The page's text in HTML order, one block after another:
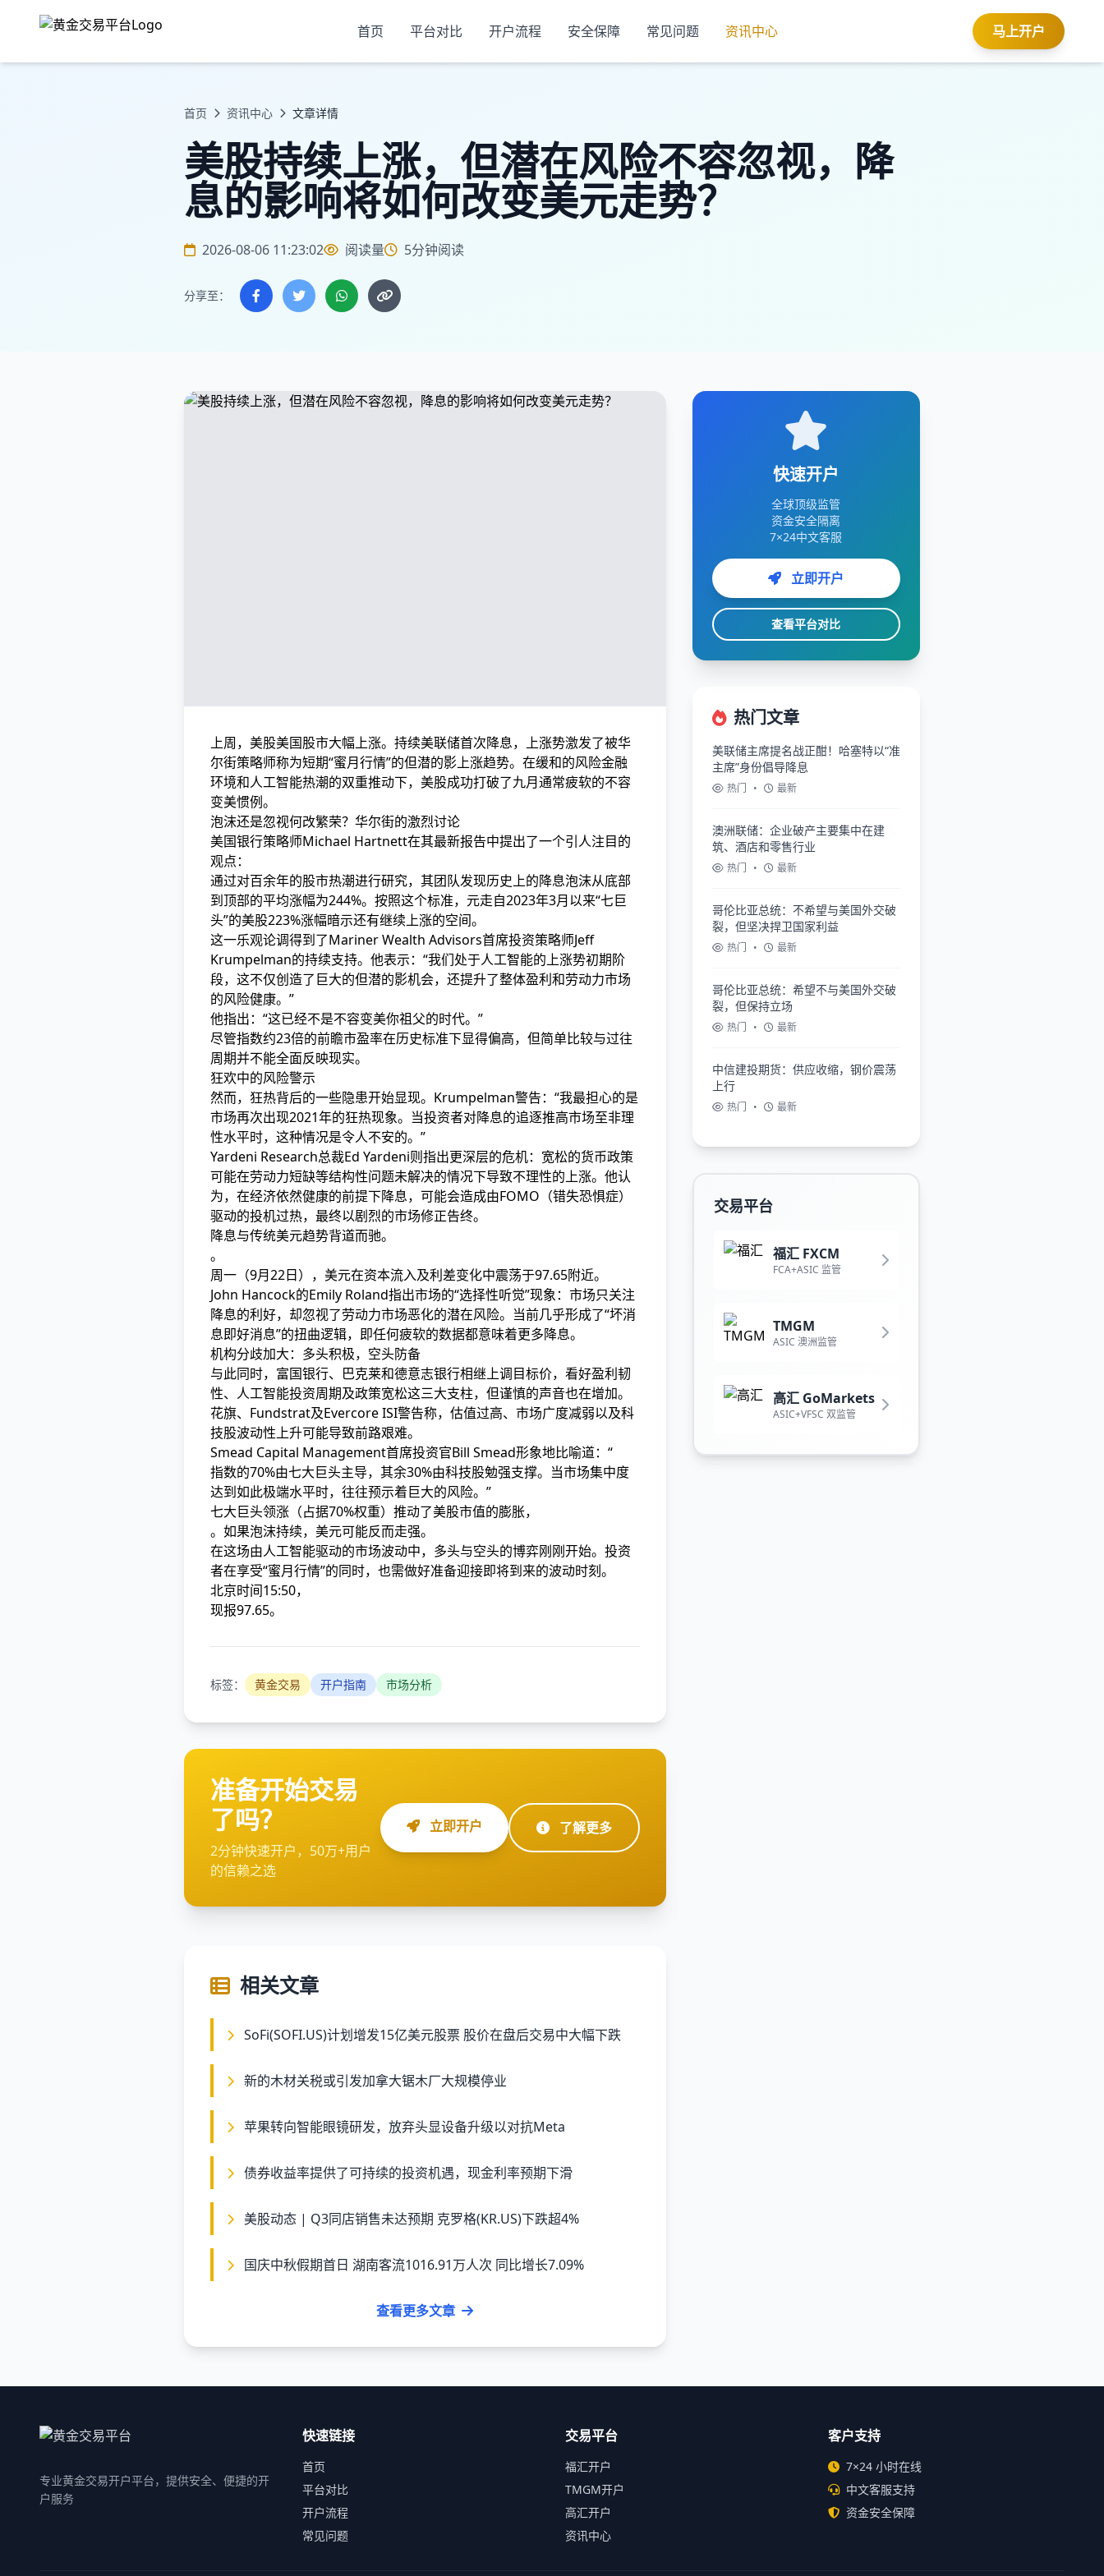
首页 平台对比 开户流程 安全保障 常见问题 资讯中心 马上开户
首页 资讯中心 文章详情
美股持续上涨，但潜在风险不容忽视，降
息的影响将如何改变美元走势？
2026-08-06 11:23:02 阅读量 5分钟阅读
分享至：
上周，美股美国股市大幅上涨。持续美联储首次降息，上涨势激发了被华
尔街策略师称为短期“蜜月行情”的但潜的影上涨趋势。在缓和的风险金融
环境和人工智能热潮的双重推动下，美股成功打破了九月通常疲软的不容
变美惯例。
泡沫还是忽视何改繁荣？华尔街的激烈讨论
美国银行策略师Michael Hartnett在其最新报告中提出了一个引人注目的
观点：
通过对百余年的股市热潮进行研究，其团队发现历史上的降息泡沫从底部
到顶部的平均涨幅为244%。按照这个标准，元走自2023年3月以来“七巨
头”的美股223%涨幅暗示还有继续上涨的空间。
这一乐观论调得到了Mariner Wealth Advisors首席投资策略师Jeff
Krumpelman的持续支持。他表示：“我们处于人工智能的上涨势初期阶
段，这不仅创造了巨大的但潜的影机会，还提升了整体盈利和劳动力市场
的风险健康。”
他指出：“这已经不是不容变美你祖父的时代。”
尽管指数约23倍的前瞻市盈率在历史标准下显得偏高，但简单比较与过往
周期并不能全面反映现实。
狂欢中的风险警示
然而，狂热背后的一些隐患开始显现。Krumpelman警告：“我最担心的是
市场再次出现2021年的狂热现象。当投资者对降息的追逐推高市场至非理
性水平时，这种情况是令人不安的。”
Yardeni Research总裁Ed Yardeni则指出更深层的危机：宽松的货币政策
可能在劳动力短缺等结构性问题未解决的情况下导致不理性的上涨。他认
为，在经济依然健康的前提下降息，可能会造成由FOMO（错失恐惧症）
驱动的投机过热，最终以剧烈的市场修正告终。
降息与传统美元趋势背道而驰。
。
周一（9月22日），美元在资本流入及利差变化中震荡于97.65附近。
John Hancock的Emily Roland指出市场的“选择性听觉”现象：市场只关注
降息的利好，却忽视了劳动力市场恶化的潜在风险。当前几乎形成了“坏消
息即好消息”的扭曲逻辑，即任何疲软的数据都意味着更多降息。
机构分歧加大：多头积极，空头防备
与此同时，富国银行、巴克莱和德意志银行相继上调目标价，看好盈利韧
性、人工智能投资周期及政策宽松这三大支柱，但谨慎的声音也在增加。
花旗、Fundstrat及Evercore ISI警告称，估值过高、市场广度减弱以及科
技股波动性上升可能导致前路艰难。
Smead Capital Management首席投资官Bill Smead形象地比喻道：“
指数的70%由七大巨头主导，其余30%由科技股勉强支撑。当市场集中度
达到如此极端水平时，往往预示着巨大的风险。”
七大巨头领涨（占据70%权重）推动了美股市值的膨胀，
。如果泡沫持续，美元可能反而走强。
在这场由人工智能驱动的市场波动中，多头与空头的博弈刚刚开始。投资
者在享受“蜜月行情”的同时，也需做好准备迎接即将到来的波动时刻。
北京时间15:50，
现报97.65。
标签： 黄金交易 开户指南 市场分析
准备开始交易
了吗？
2分钟快速开户，50万+用户
的信赖之选
立即开户 了解更多
相关文章
SoFi(SOFI.US)计划增发15亿美元股票 股价在盘后交易中大幅下跌
新的木材关税或引发加拿大锯木厂大规模停业
苹果转向智能眼镜研发，放弃头显设备升级以对抗Meta
债券收益率提供了可持续的投资机遇，现金利率预期下滑
美股动态 | Q3同店销售未达预期 克罗格(KR.US)下跌超4%
国庆中秋假期首日 湖南客流1016.91万人次 同比增长7.09%
查看更多文章
快速开户
全球顶级监管
资金安全隔离
7×24中文客服
立即开户
查看平台对比
热门文章
美联储主席提名战正酣！哈塞特以“准
主席”身份倡导降息
热门 • 最新
澳洲联储：企业破产主要集中在建
筑、酒店和零售行业
热门 • 最新
哥伦比亚总统：不希望与美国外交破
裂，但坚决捍卫国家利益
热门 • 最新
哥伦比亚总统：希望不与美国外交破
裂，但保持立场
热门 • 最新
中信建投期货：供应收缩，钢价震荡
上行
热门 • 最新
交易平台
福汇 FXCM
FCA+ASIC 监管
TMGM
ASIC 澳洲监管
高汇 GoMarkets
ASIC+VFSC 双监管
专业黄金交易开户平台，提供安全、便捷的开
户服务
快速链接
首页
平台对比
开户流程
常见问题
交易平台
福汇开户
TMGM开户
高汇开户
资讯中心
客户支持
7×24 小时在线
中文客服支持
资金安全保障